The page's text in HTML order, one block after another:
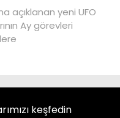
açıklanan yeni UFO
Ay görevleri
keşfedin